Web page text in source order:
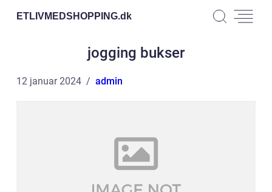
ETLIVMEDSHOPPING.dk
jogging bukser
12 januar 2024 admin